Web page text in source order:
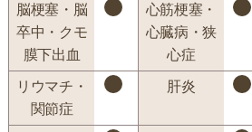
脳梗塞・脳
卒中・クモ
膜下出血
心筋梗塞・
心臓病・狭
心症
リウマチ・
関節症
肝炎